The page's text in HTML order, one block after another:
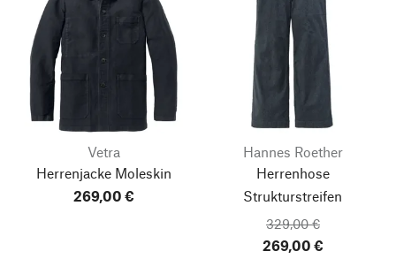
Vetra
Herrenjacke Moleskin
269,00 €
Hannes Roether
Herrenhose
Strukturstreifen
329,00 €
269,00 €